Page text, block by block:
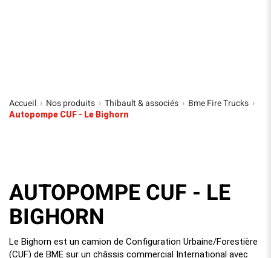
Accueil › Nos produits › Thibault & associés › Bme Fire Trucks ›
Autopompe CUF - Le Bighorn
AUTOPOMPE CUF - LE
BIGHORN
Le Bighorn est un camion de Configuration Urbaine/Forestière
(CUF) de BME sur un châssis commercial International avec